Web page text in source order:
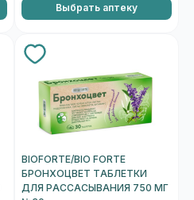
Выбрать аптеку
BIOFORTE/BIO FORTE
БРОНХОЦВЕТ ТАБЛЕТКИ
ДЛЯ РАССАСЫВАНИЯ 750 МГ